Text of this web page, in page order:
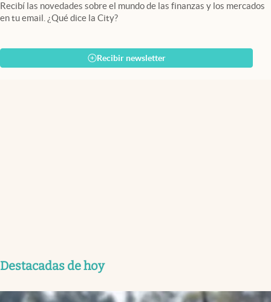
Recibí las novedades sobre el mundo de las finanzas y los mercados
en tu email. ¿Qué dice la City?
Recibir newsletter
Destacadas de hoy